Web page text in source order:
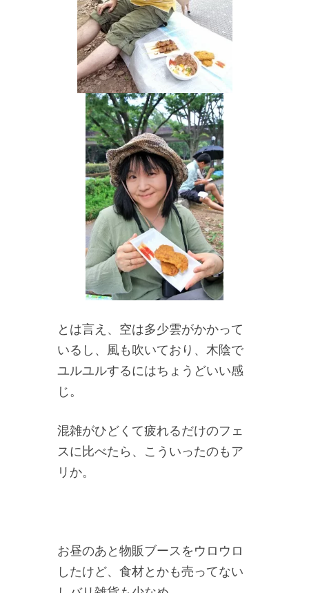
とは言え、空は多少雲がかかって
いるし、風も吹いており、木陰で
ユルユルするにはちょうどいい感
じ。
混雑がひどくて疲れるだけのフェ
スに比べたら、こういったのもア
リか。
お昼のあと物販ブースをウロウロ
したけど、食材とかも売ってない